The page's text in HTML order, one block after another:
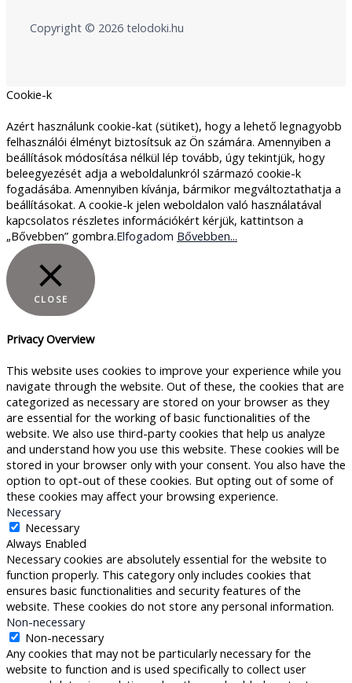
Copyright © 2026 telodoki.hu
Cookie-k
Azért használunk cookie-kat (sütiket), hogy a lehető legnagyobb
felhasználói élményt biztosítsuk az Ön számára. Amennyiben a
beállítások módosítása nélkül lép tovább, úgy tekintjük, hogy
beleegyezését adja a weboldalunkról származó cookie-k
fogadásába. Amennyiben kívánja, bármikor megváltoztathatja a
beállításokat. A cookie-k jelen weboldalon való használatával
kapcsolatos részletes információkért kérjük, kattintson a
„Bővebben” gombra.Elfogadom Bővebben...
CLOSE
Privacy Overview
This website uses cookies to improve your experience while you
navigate through the website. Out of these, the cookies that are
categorized as necessary are stored on your browser as they
are essential for the working of basic functionalities of the
website. We also use third-party cookies that help us analyze
and understand how you use this website. These cookies will be
stored in your browser only with your consent. You also have the
option to opt-out of these cookies. But opting out of some of
these cookies may affect your browsing experience.
Necessary
Necessary
Always Enabled
Necessary cookies are absolutely essential for the website to
function properly. This category only includes cookies that
ensures basic functionalities and security features of the
website. These cookies do not store any personal information.
Non-necessary
Non-necessary
Any cookies that may not be particularly necessary for the
website to function and is used specifically to collect user